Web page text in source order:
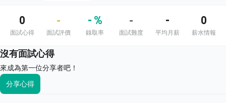
0
面試心得
-
面試評價
- %
錄取率
-
面試難度
-
平均月薪
0
薪水情報
沒有面試心得
來成為第一位分享者吧！
分享心得